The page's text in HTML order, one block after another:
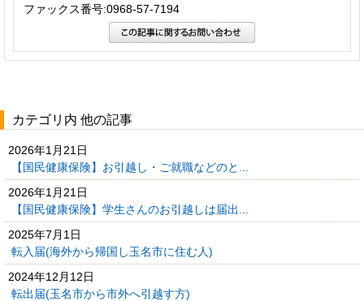
ファックス番号:0968-57-7194
カテゴリ内 他の記事
2026年1月21日
【国民健康保険】お引越し・ご就職などのと...
2026年1月21日
【国民健康保険】学生さんのお引越しは届出...
2025年7月1日
転入届(海外から帰国し玉名市に住む人)
2024年12月12日
転出届(玉名市から市外へ引越す方)